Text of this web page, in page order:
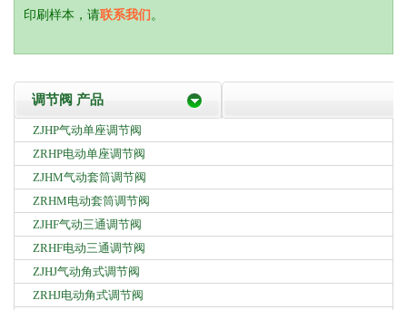
印刷样本，请联系我们 。
调节阀 产品
ZJHP气动单座调节阀
ZRHP电动单座调节阀
ZJHM气动套筒调节阀
ZRHM电动套筒调节阀
ZJHF气动三通调节阀
ZRHF电动三通调节阀
ZJHJ气动角式调节阀
ZRHJ电动角式调节阀